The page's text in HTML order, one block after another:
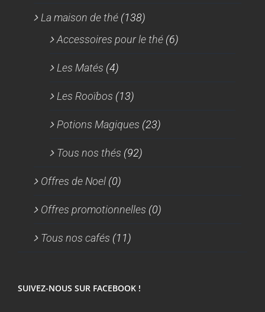
La maison de thé (138)
Accessoires pour le thé (6)
Les Matés (4)
Les Rooïbos (13)
Potions Magiques (23)
Tous nos thés (92)
Offres de Noel (0)
Offres promotionnelles (0)
Tous nos cafés (11)
SUIVEZ-NOUS SUR FACEBOOK !